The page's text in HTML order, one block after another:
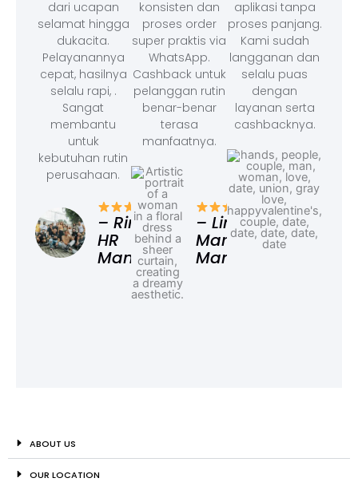
dari ucapan
selamat hingga
dukacita.
Pelayanannya
cepat, hasilnya
selalu rapi, .
Sangat
membantu
untuk
kebutuhan rutin
perusahaan.
– Rina,
HR
Manager
konsisten dan
proses order
super praktis via
WhatsApp.
Cashback untuk
pelanggan rutin
benar-benar
terasa
manfaatnya.
– Linda,
Marketing
Manager
aplikasi tanpa
proses panjang.
Kami sudah
langganan dan
selalu puas
dengan
layanan serta
cashbacknya.
ABOUT US
OUR LOCATION